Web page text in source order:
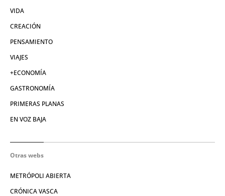
VIDA
CREACIÓN
PENSAMIENTO
VIAJES
+ECONOMÍA
GASTRONOMÍA
PRIMERAS PLANAS
EN VOZ BAJA
Otras webs
METRÓPOLI ABIERTA
CRÓNICA VASCA